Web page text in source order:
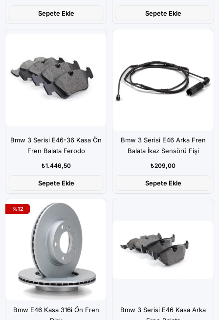
Sepete Ekle Sepete Ekle
Bmw 3 Serisi E46-36 Kasa Ön
Fren Balata Ferodo
₺1.446,50
Sepete Ekle
Bmw 3 Serisi E46 Arka Fren
Balata İkaz Sensörü Fişi
₺209,00
Sepete Ekle
Bmw E46 Kasa 316i Ön Fren
%12
Bmw 3 Serisi E46 Kasa Arka